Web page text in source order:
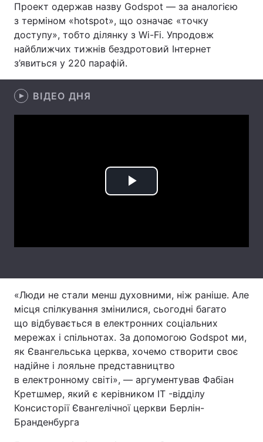
Україна Політика
Економіка Світ
Відео з Youtube Статті
Архів Вакансії
Контакти
Послуги
Проект одержав назву Godspot — за аналогією
з терміном «hotspot», що означає «точку
доступу», тобто ділянку з Wi-Fi. Упродовж
найближчих тижнів бездротовий Інтернет
з’явиться у 220 парафій.
ВІДЕО ДНЯ
Play
«Люди не стали менш духовними, ніж раніше. Але
місця спілкування змінилися, сьогодні багато
що відбувається в електронних соціальних
мережах і спільнотах. За допомогою Godspot ми,
як Євангельська церква, хочемо створити своє
надійне і лояльне представництво
в електронному світі», — аргументував Фабіан
Кретшмер, який є керівником IT -відділу
Консисторії Євангелічної церкви Берлін-
Бранденбурга